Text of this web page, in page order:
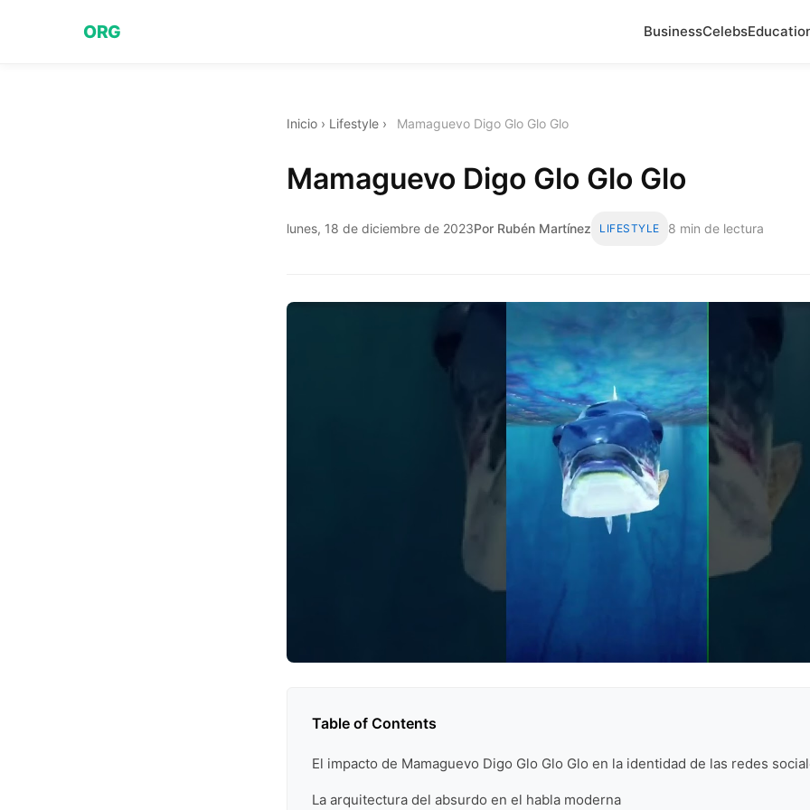
ORG BusinessCelebs
Inicio › Lifestyle › Mamaguevo Digo Glo Glo Glo
Mamaguevo Digo Glo Glo Glo
lunes, 18 de diciembre de 2023Por Rubén Martínez LIFESTYLE 8 min de lectura
Table of Contents
El impacto de Mamaguevo Digo Glo Glo Glo en la identidad de las redes
La arquitectura del absurdo en el habla moderna